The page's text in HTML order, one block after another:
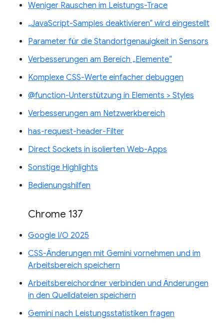
Weniger Rauschen im Leistungs-Trace
„JavaScript-Samples deaktivieren“ wird eingestellt
Parameter für die Standortgenauigkeit in Sensors
Verbesserungen am Bereich „Elemente“
Komplexe CSS-Werte einfacher debuggen
@function-Unterstützung in Elements > Styles
Verbesserungen am Netzwerkbereich
has-request-header-Filter
Direct Sockets in isolierten Web-Apps
Sonstige Highlights
Bedienungshilfen
Chrome 137
Google I/O 2025
CSS-Änderungen mit Gemini vornehmen und im
Arbeitsbereich speichern
Arbeitsbereichordner verbinden und Änderungen
in den Quelldateien speichern
Gemini nach Leistungsstatistiken fragen